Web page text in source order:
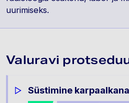
uurimiseks.
Valuravi
Süstimine